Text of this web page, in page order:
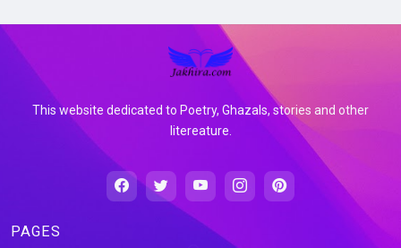
This website dedicated to Poetry, Ghazals, stories and other
litereature.
PAGES